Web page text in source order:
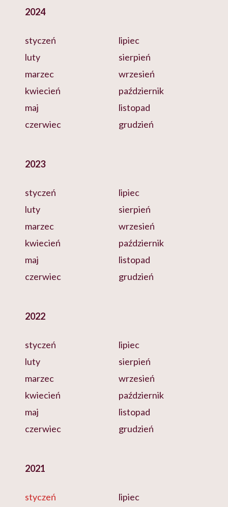
2024
styczeń
luty
marzec
kwiecień
maj
czerwiec
lipiec
sierpień
wrzesień
październik
listopad
grudzień
2023
styczeń
luty
marzec
kwiecień
maj
czerwiec
lipiec
sierpień
wrzesień
październik
listopad
grudzień
2022
styczeń
luty
marzec
kwiecień
maj
czerwiec
lipiec
sierpień
wrzesień
październik
listopad
grudzień
2021
styczeń
lipiec